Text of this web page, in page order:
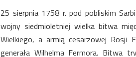
25 sierpnia 1758 r. pod pobliskim
wojny siedmioletniej wielka bitwa
Wielkiego, a armią cesarzowej Rosji
generała Wilhelma Fermora. Bitwa